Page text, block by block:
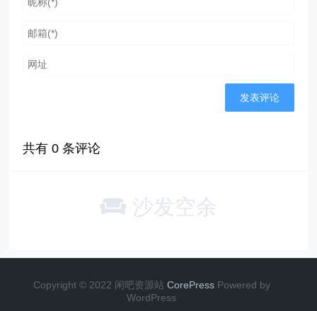
共有0 条评论
沙发空余
Copyright © 2022 闲吧资源站 CorePress Powered by
WordPress